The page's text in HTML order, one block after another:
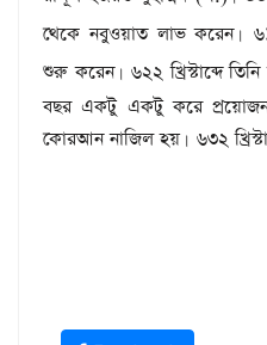
থেকে নবুওয়াত লাভ করেন।
শুরু করেন। ৬২২ খ্রিস্টাব্দে
বছর একটু একটু করে
কোরআন নাজিল হয়। ৬৩২